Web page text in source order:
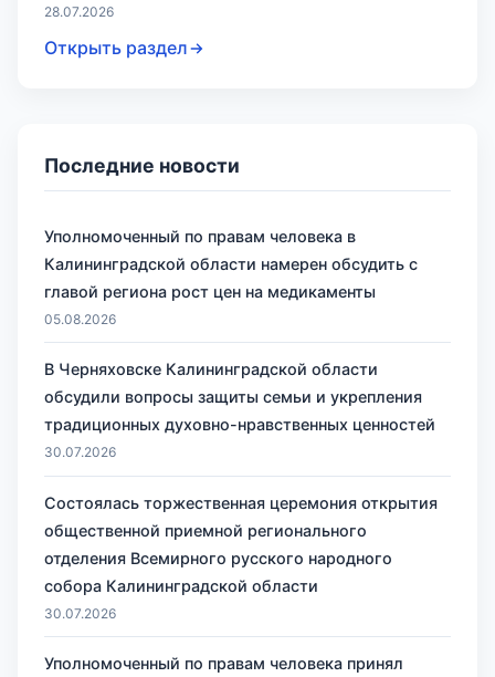
28.07.2026
Открыть раздел
Последние новости
Уполномоченный по правам человека в
Калининградской области намерен обсудить с
главой региона рост цен на медикаменты
05.08.2026
В Черняховске Калининградской области
обсудили вопросы защиты семьи и укрепления
традиционных духовно-нравственных ценностей
30.07.2026
Состоялась торжественная церемония открытия
общественной приемной регионального
отделения Всемирного русского народного
собора Калининградской области
30.07.2026
Уполномоченный по правам человека принял